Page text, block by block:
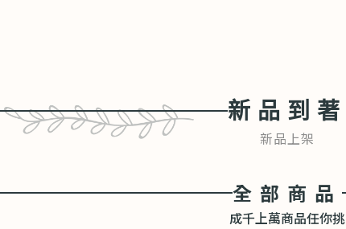
新品到著
新品上架
全部商品
成千上萬商品任你挑